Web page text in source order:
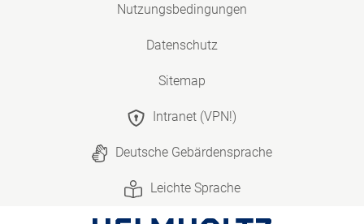
Nutzungsbedingungen
Datenschutz
Sitemap
Intranet (VPN!)
Deutsche Gebärdensprache
Leichte Sprache